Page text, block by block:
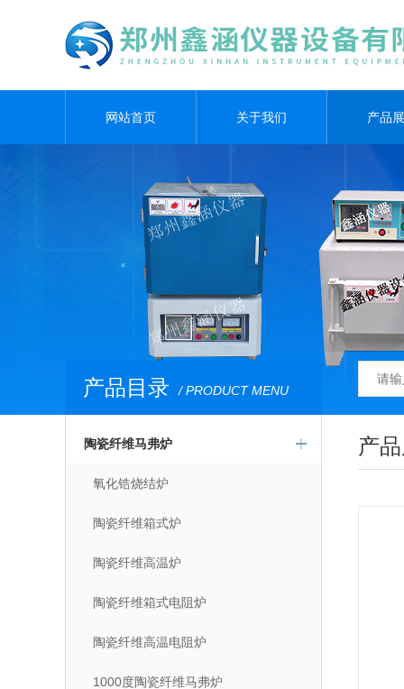
网站首页 关于我们 产品
产品目录 / PRODUCT MENU
陶瓷纤维马弗炉
氧化锆烧结炉
陶瓷纤维箱式炉
陶瓷纤维高温炉
陶瓷纤维箱式电阻炉
陶瓷纤维高温电阻炉
1000度陶瓷纤维马弗炉
产品